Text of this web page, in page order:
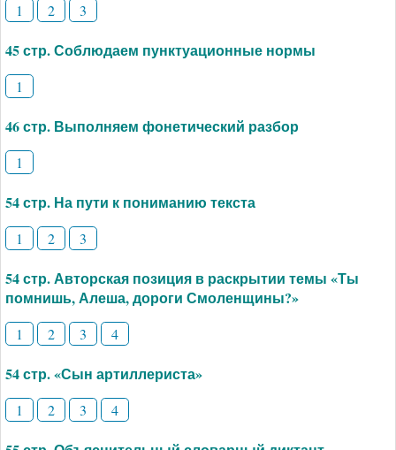
1 2 3
45 стр. Соблюдаем пунктуационные нормы
1
46 стр. Выполняем фонетический разбор
1
54 стр. На пути к пониманию текста
1 2 3
54 стр. Авторская позиция в раскрытии темы «Ты
помнишь, Алеша, дороги Смоленщины?»
1 2 3 4
54 стр. «Сын артиллериста»
1 2 3 4